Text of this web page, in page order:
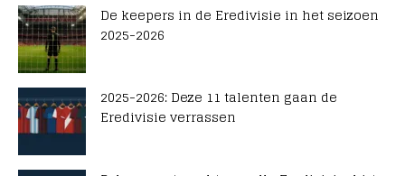
De keepers in de Eredivisie in het seizoen
2025-2026
2025-2026: Deze 11 talenten gaan de
Eredivisie verrassen